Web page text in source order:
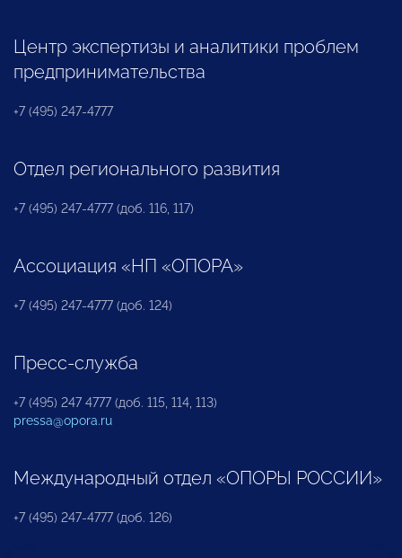
Центр экспертизы и аналитики проблем
предпринимательства
+7 (495) 247-4777
Отдел регионального развития
+7 (495) 247-4777 (доб. 116, 117)
Ассоциация «НП «ОПОРА»
+7 (495) 247-4777 (доб. 124)
Пресс-служба
+7 (495) 247 4777 (доб. 115, 114, 113)
pressa@opora.ru
Международный отдел «ОПОРЫ РОССИИ»
+7 (495) 247-4777 (доб. 126)